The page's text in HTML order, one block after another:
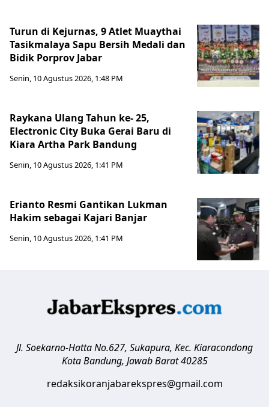
Turun di Kejurnas, 9 Atlet Muaythai
Tasikmalaya Sapu Bersih Medali dan
Bidik Porprov Jabar
Senin, 10 Agustus 2026, 1:48 PM
Raykana Ulang Tahun ke- 25,
Electronic City Buka Gerai Baru di
Kiara Artha Park Bandung
Senin, 10 Agustus 2026, 1:41 PM
Erianto Resmi Gantikan Lukman
Hakim sebagai Kajari Banjar
Senin, 10 Agustus 2026, 1:41 PM
Jl. Soekarno-Hatta No.627, Sukapura, Kec. Kiaracondong
Kota Bandung, Jawab Barat 40285
redaksikoranjabarekspres@gmail.com